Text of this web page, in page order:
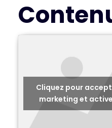
Cliquez pour
marketing et